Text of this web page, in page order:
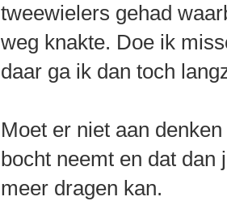
tweewielers gehad
weg knakte. Doe ik
daar ga ik dan toch
Moet er niet aan
bocht neemt en dat dan
meer dragen kan.